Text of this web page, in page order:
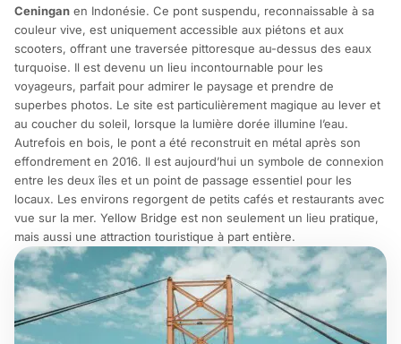
Ceningan en Indonésie. Ce pont suspendu, reconnaissable à sa
couleur vive, est uniquement accessible aux piétons et aux
scooters, offrant une traversée pittoresque au-dessus des eaux
turquoise. Il est devenu un lieu incontournable pour les
voyageurs, parfait pour admirer le paysage et prendre de
superbes photos. Le site est particulièrement magique au lever et
au coucher du soleil, lorsque la lumière dorée illumine l’eau.
Autrefois en bois, le pont a été reconstruit en métal après son
effondrement en 2016. Il est aujourd’hui un symbole de connexion
entre les deux îles et un point de passage essentiel pour les
locaux. Les environs regorgent de petits cafés et restaurants avec
vue sur la mer. Yellow Bridge est non seulement un lieu pratique,
mais aussi une attraction touristique à part entière.